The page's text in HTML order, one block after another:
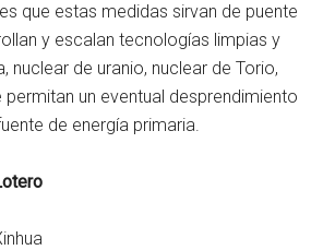
que estas medidas sirvan de puente
y escalan tecnologías limpias y
nuclear de uranio, nuclear de Torio,
permitan un eventual desprendimiento
de energía primaria.